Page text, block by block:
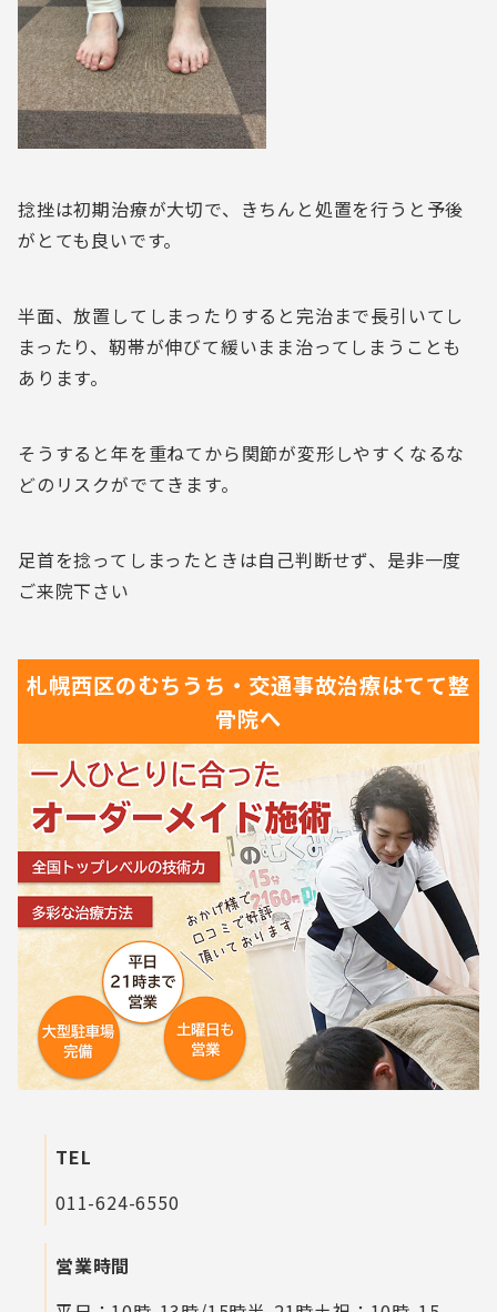
捻挫は初期治療が大切で、きちんと処置を行うと予後
がとても良いです。
半面、放置してしまったりすると完治まで長引いてし
まったり、靭帯が伸びて緩いまま治ってしまうことも
あります。
そうすると年を重ねてから関節が変形しやすくなるな
どのリスクがでてきます。
足首を捻ってしまったときは自己判断せず、是非一度
ご来院下さい
札幌西区のむちうち・交通事故治療はてて整
骨院へ
TEL
011-624-6550
営業時間